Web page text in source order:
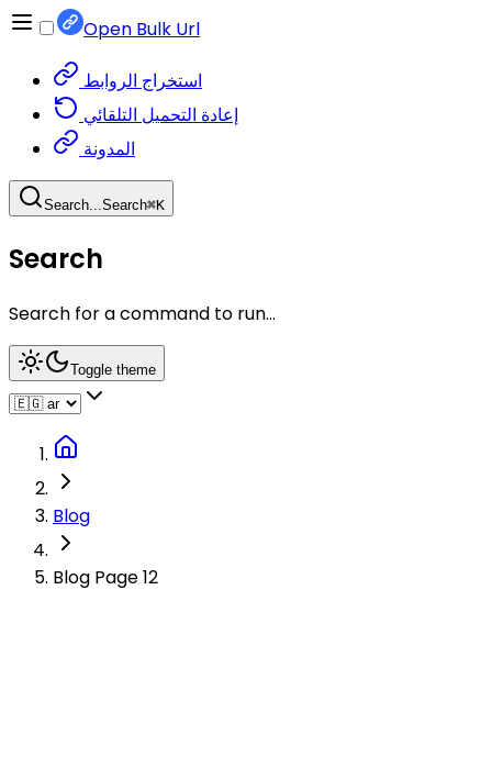
Open Bulk Url
استخراج الروابط
إعادة التحميل التلقائي
المدونة
Search...Search⌘K
Search
Search for a command to run...
Toggle theme
Blog
Blog Page 12